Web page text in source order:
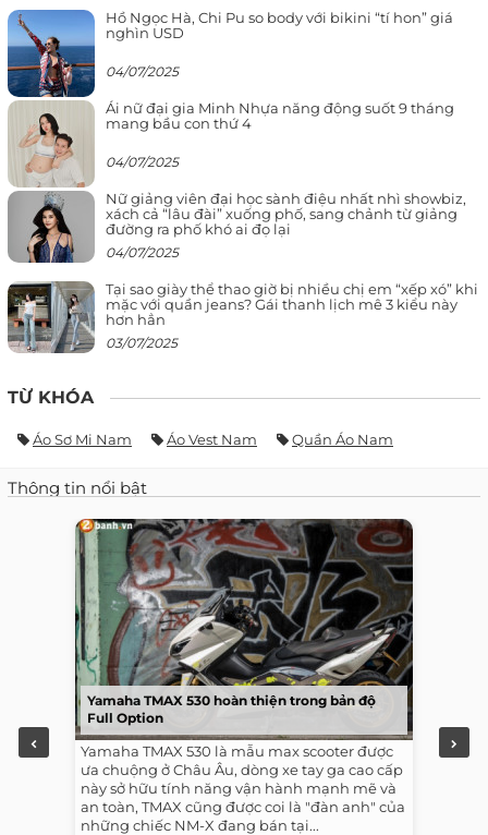
Hồ Ngọc Hà, Chi Pu so body với bikini “tí hon” giá
nghìn USD
04/07/2025
Ái nữ đại gia Minh Nhựa năng động suốt 9 tháng
mang bầu con thứ 4
04/07/2025
Nữ giảng viên đại học sành điệu nhất nhì showbiz,
xách cả “lâu đài” xuống phố, sang chảnh từ giảng
đường ra phố khó ai đọ lại
04/07/2025
Tại sao giày thể thao giờ bị nhiều chị em “xếp xó” khi
mặc với quần jeans? Gái thanh lịch mê 3 kiểu này
hơn hẳn
03/07/2025
TỪ KHÓA
Áo Sơ Mi Nam Áo Vest Nam Quần Áo Nam
Thông tin nổi bật
Yamaha TMAX 530 hoàn thiện trong bản độ
Full Option
Yamaha TMAX 530 là mẫu max scooter được
ưa chuộng ở Châu Âu, dòng xe tay ga cao cấp
này sở hữu tính năng vận hành mạnh mẽ và
an toàn, TMAX cũng được coi là "đàn anh" của
những chiếc NM-X đang bán tại...